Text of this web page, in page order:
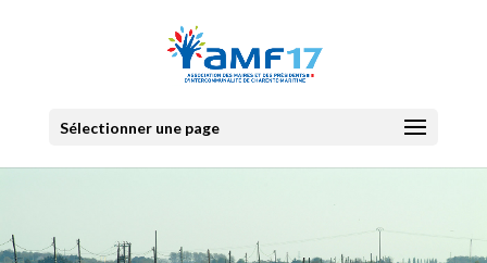
Sélectionner une page